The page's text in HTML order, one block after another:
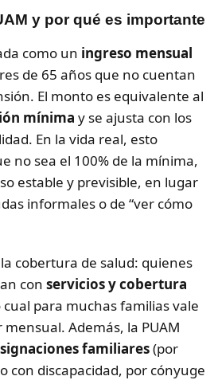
y por qué es importante
como un ingreso mensual
de 65 años que no cuentan
El monto es equivalente al
mínima y se ajusta con los
En la vida real, esto
no sea el 100% de la mínima,
estable y previsible, en lugar
informales o de “ver cómo
cobertura de salud: quienes
con servicios y cobertura
cual para muchas familias vale
Además, la PUAM
familiares(por
con discapacidad, por cónyuge